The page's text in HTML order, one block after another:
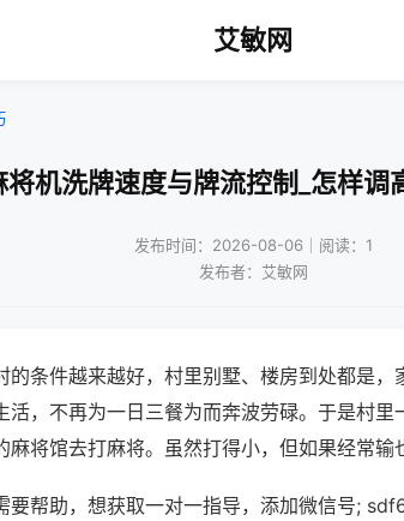
艾敏网
机洗牌速度与牌流控制_怎样
发布时间：2026-08-06｜阅读：1
发布者：艾敏网
的条件越来越好，村里别墅、楼房到处都是，
活，不再为一日三餐为而奔波劳碌。于是村
麻将馆去打麻将。虽然打得小，但如果经常输
要帮助，想获取一对一指导，添加微信号;